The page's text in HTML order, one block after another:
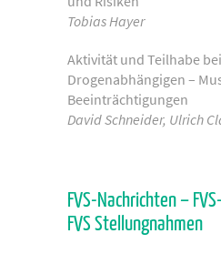
Tobias Hayer
Aktivität und Teilhabe bei
Drogenabhängigen –
Beeinträchtigungen
David Schneider, Ulrich
FVS-Nachrichten –
FVS Stellungnahmen